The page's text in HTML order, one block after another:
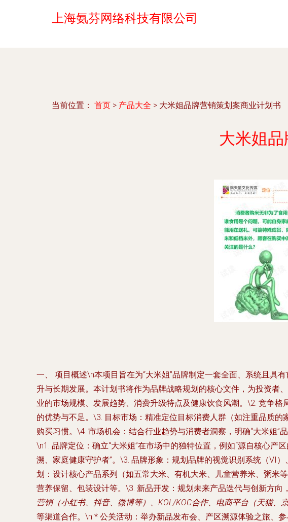
上海氨芬网络科技有限公司
当前位置： 首页 > 产品大全 > 大米姐品牌营销策划案商业计划书
大米姐
一、 项目概述\n本项目旨在为“大米姐”品牌制定一套全面、系统且具
升与长期发展。本计划书将作为品牌战略规划的核心文件，为投资者
业的市场规模、发展趋势、消费升级特点及健康饮食风潮。\2. 竞争
的优势与不足。\3. 目标市场：精准定位目标消费人群（如注重品质
购买习惯。\4. 市场机会：结合行业趋势与消费者洞察，明确“大米姐
\n1. 品牌定位：确立“大米姐”在市场中的独特位置，例如“源自核心产
溯、家庭健康守护者”。\3. 品牌形象：规划品牌的视觉识别系统（VI
划：设计核心产品系列（如五常大米、有机大米、儿童营养米、粥米
营养保留、包装设计等。\3. 新品开发：规划未来产品迭代与创新方
营销（小红书、抖音、微博等）、KOL/KOC合作、电商平台（天猫、
等渠道合作。\n * 公关活动：举办新品发布会、产区溯源体验之旅、